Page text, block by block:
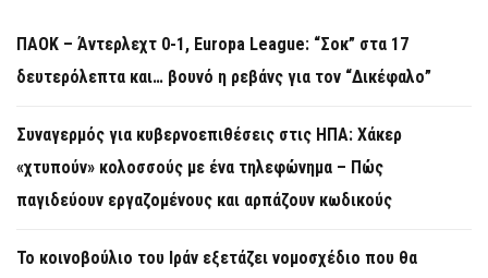
ΠΑΟΚ – Άντερλεχτ 0-1, Europa League: “Σοκ” στα 17
δευτερόλεπτα και… βουνό η ρεβάνς για τον “Δικέφαλο”
Συναγερμός για κυβερνοεπιθέσεις στις ΗΠΑ: Χάκερ
«χτυπούν» κολοσσούς με ένα τηλεφώνημα – Πώς
παγιδεύουν εργαζομένους και αρπάζουν κωδικούς
Το κοινοβούλιο του Ιράν εξετάζει νομοσχέδιο που θα